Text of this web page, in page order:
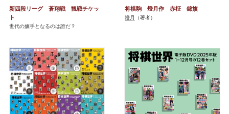
新四段リーグ 蒼翔戦 観戦チケッ
ト
世代の旗手となるのは誰だ？
将棋駒 燈月作 赤柾 錦旗
燈月 （著者）